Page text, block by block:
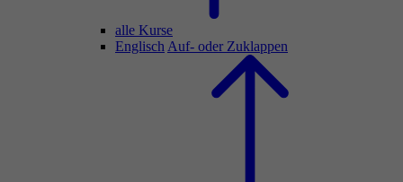
alle Kurse
Englisch Auf- oder Zuklappen